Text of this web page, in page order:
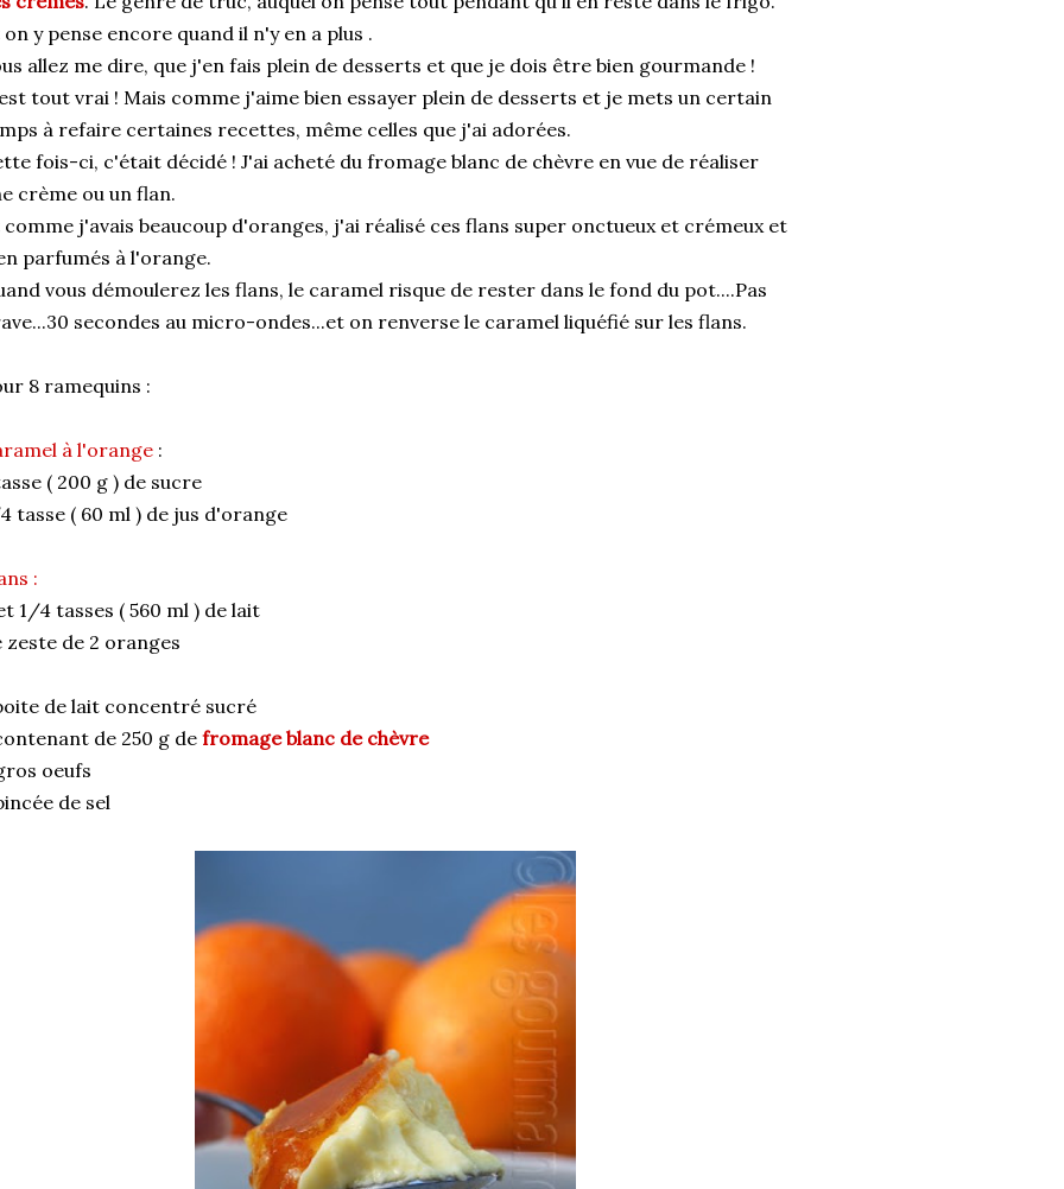
on y pense encore quand il n'y en a plus .
allez me dire, que j'en fais plein de desserts et que je dois être bien gourmande !
tout vrai ! Mais comme j'aime bien essayer plein de desserts et je mets un certain
à refaire certaines recettes, même celles que j'ai adorées.
fois-ci, c'était décidé ! J'ai acheté du fromage blanc de chèvre en vue de réaliser
crème ou un flan.
comme j'avais beaucoup d'oranges, j'ai réalisé ces flans super onctueux et crémeux et
parfumés à l'orange.
vous démoulerez les flans, le caramel risque de rester dans le fond du pot....Pas
secondes au micro-ondes...et on renverse le caramel liquéfié sur les flans.
8 ramequins :
à l'orange :
( 200 g ) de sucre
tasse ( 60 ml ) de jus d'orange
:
1/4 tasses ( 560 ml ) de lait
zeste de 2 oranges
de lait concentré sucré
de 250 g de fromage blanc de chèvre
oeufs
de sel